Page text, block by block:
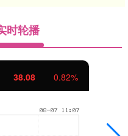
时轮播
-0.80 -0.07%